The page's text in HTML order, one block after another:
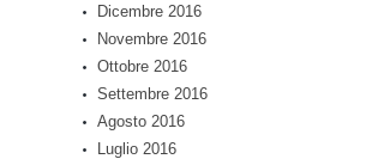
Dicembre 2016
Novembre 2016
Ottobre 2016
Settembre 2016
Agosto 2016
Luglio 2016